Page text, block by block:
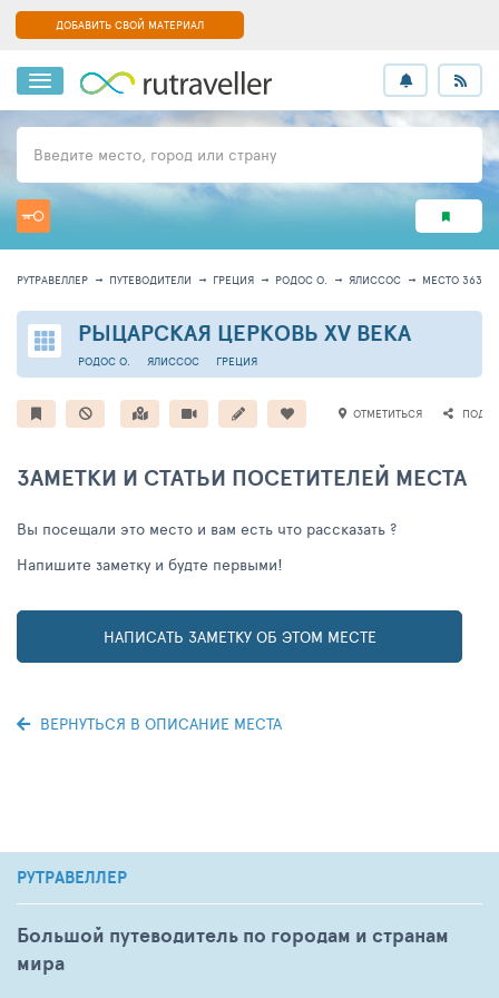
ДОБАВИТЬ СВОЙ МАТЕРИАЛ
Введите место, город или страну
РУТРАВЕЛЛЕР ПУТЕВОДИТЕЛИ ГРЕЦИЯ РОДОС О. ЯЛИССОС МЕСТО 36341
РЫЦАРСКАЯ ЦЕРКОВЬ XV ВЕКА
ГРЕЦИЯ
РОДОС О. ЯЛИССОС
ОТМЕТИТЬСЯ
ЗАМЕТКИ И СТАТЬИ ПОСЕТИТЕЛЕЙ МЕСТА
Вы посещали это место и вам есть что рассказать ?
Напишите заметку и будте первыми!
НАПИСАТЬ ЗАМЕТКУ ОБ ЭТОМ МЕСТЕ
ВЕРНУТЬСЯ В ОПИСАНИЕ МЕСТА
РУТРАВЕЛЛЕР
Большой путеводитель по городам и странам
мира